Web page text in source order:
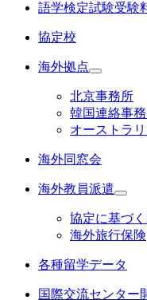
語学検定試験受験
協定校
海外拠点
北京事務所
韓国連絡事
オーストラ
海外同窓会
海外教員派遣
協定に基づ
海外旅行保険
各種留学データ
国際交流センター